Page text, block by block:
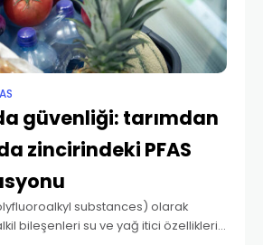
güvenliği: tarımdan
zincirindeki PFAS
substances) olarak
bileşenleri su ve yağ itici özellikleri